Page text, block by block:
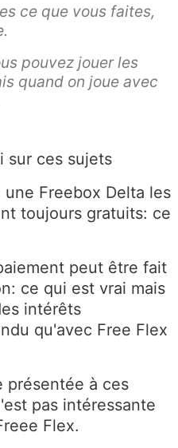
ce que vous faites,
pouvez jouer les
quand on joue avec
sur ces sujets
Freebox Delta les
toujours gratuits: ce
peut être fait
ce qui est vrai mais
intérêts
qu'avec Free Flex
présentée à ces
pas intéressante
Flex.